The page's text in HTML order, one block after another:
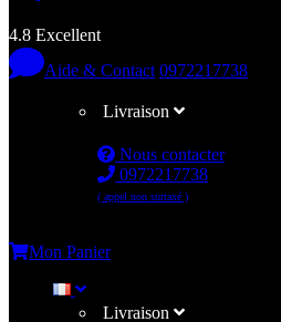
4.8 Excellent
Aide & Contact 0972217738
Livraison
Nous contacter
0972217738
( appel non surtaxé )
Mon Panier
Livraison